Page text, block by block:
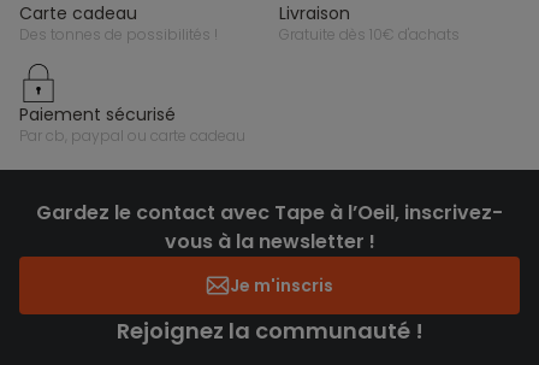
carte cadeau
des tonnes de possibilités !
livraison
gratuite dès 10€ d'achats
paiement sécurisé
par cb, paypal ou carte cadeau
Gardez le contact avec Tape à l’Oeil, inscrivez-
vous à la newsletter !
Je m'inscris
Rejoignez la communauté !